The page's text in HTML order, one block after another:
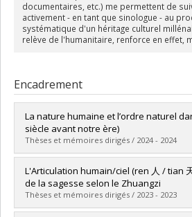
documentaires, etc.) me permettent de
activement - en tant que sinologue - au
systématique d'un héritage culturel
relève de l'humanitaire, renforce en effet,
Encadrement
La nature humaine et l’ordre naturel
siècle avant notre ère)
Thèses et mémoires dirigés / 2024 - 2024
Diplômé(e) : Paradis-Côté, Charles
Cycle :Maîtrise
Diplôme obtenu :M.A.
Lien vers le document dans Papyrus
L'Articulation humain/ciel (ren 人 / tian
de la sagesse selon le Zhuangzi
Thèses et mémoires dirigés / 2023 - 2023